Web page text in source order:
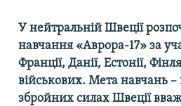
У нейтральній Швеції
навчання «Аврора-17» за
Франції, Данії, Естонії,
військових. Мета навчань
збройних силах Швеції